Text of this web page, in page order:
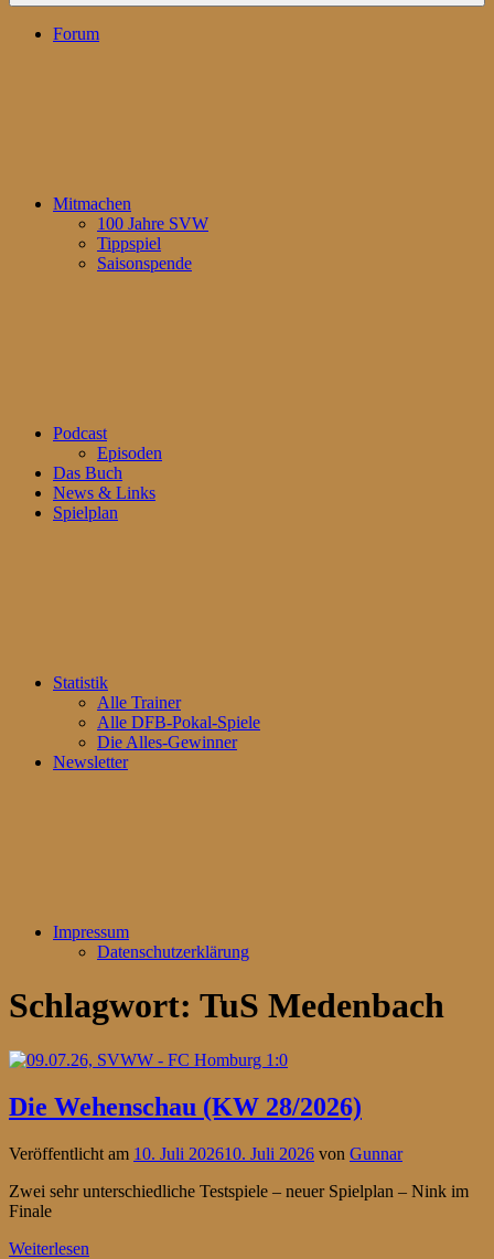
Forum
Mitmachen
100 Jahre SVW
Tippspiel
Saisonspende
Podcast
Episoden
Das Buch
News & Links
Spielplan
Statistik
Alle Trainer
Alle DFB-Pokal-Spiele
Die Alles-Gewinner
Newsletter
Impressum
Datenschutzerklärung
Schlagwort: TuS Medenbach
Die Wehenschau (KW 28/2026)
Veröffentlicht am 10. Juli 202610. Juli 2026 von Gunnar
Zwei sehr unterschiedliche Testspiele – neuer Spielplan – Nink im
Finale
Weiterlesen